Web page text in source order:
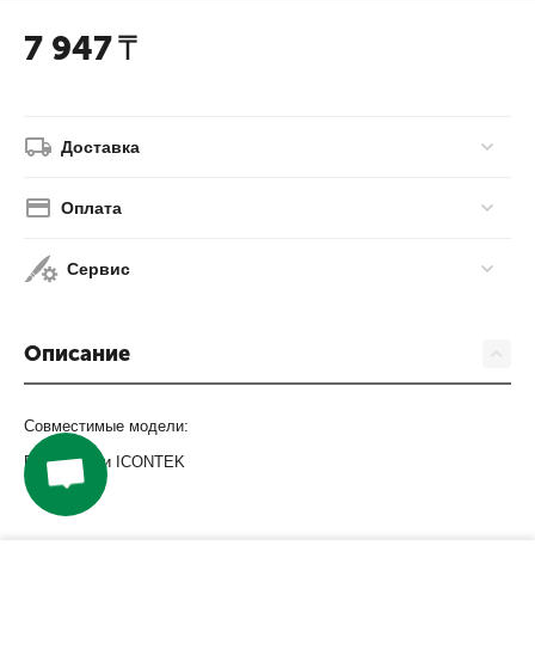
7 947₸
Доставка
Оплата
Сервис
Описание
Совместимые модели:
Все модели ICONTEK